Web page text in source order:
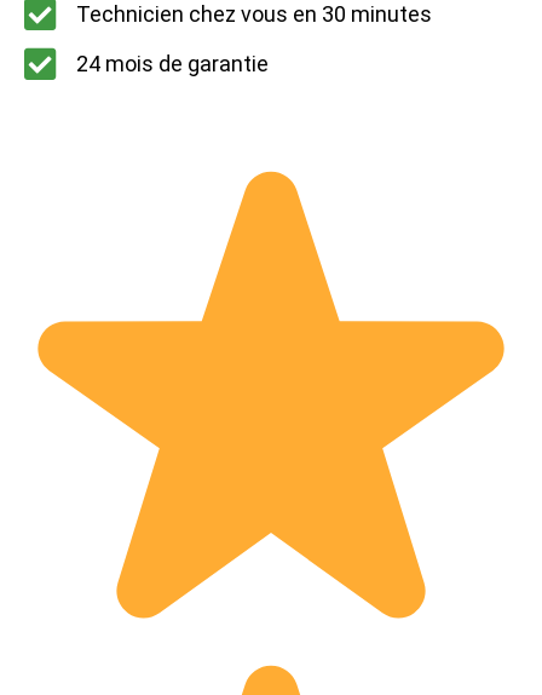
Technicien chez vous en 30 minutes
24 mois de garantie